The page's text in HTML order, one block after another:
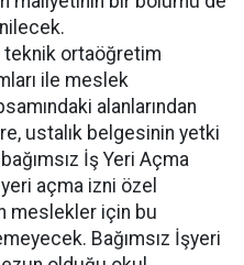
teknik ortaöğretim
ile meslek
alanlarından
ustalık belgesinin yetki
İş Yeri Açma
açma izni özel
meslekler için bu
Bağımsız İşyeri